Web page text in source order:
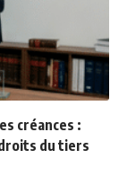
créances :
du tiers